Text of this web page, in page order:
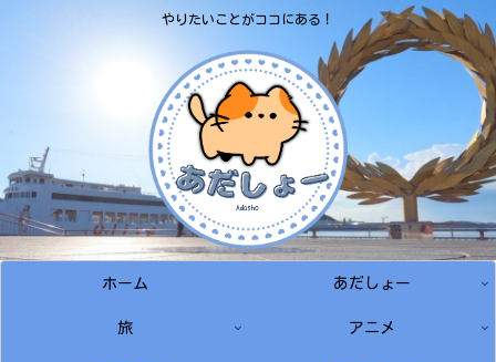
やりたいことがココにある！
ホーム あだしょー
旅 アニメ